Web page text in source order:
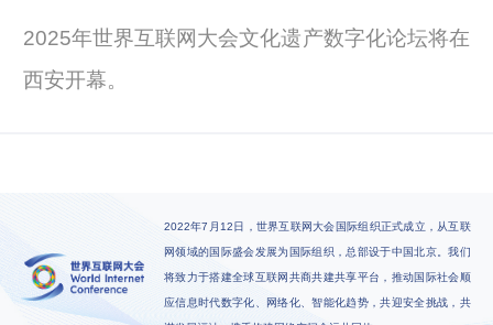
2025年世界互联网大会文化遗产数字化论坛将在
西安开幕。
2022年7月12日，世界互联网大会国际组织正式成立，从互联
网领域的国际盛会发展为国际组织，总部设于中国北京。我们
将致力于搭建全球互联网共商共建共享平台，推动国际社会顺
应信息时代数字化、网络化、智能化趋势，共迎安全挑战，共